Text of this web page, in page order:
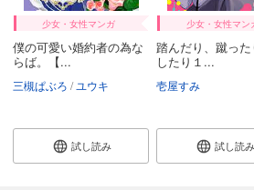
275円 (税込)
あらすじを表示する
275
少女・女性マンガ
僕の可愛い婚約者の為な
らば。【...
三槻ぱぶろ ユウキ
試し読み
少女・女性マン
踏んだり、蹴っ
したり１...
壱屋すみ
試し読み